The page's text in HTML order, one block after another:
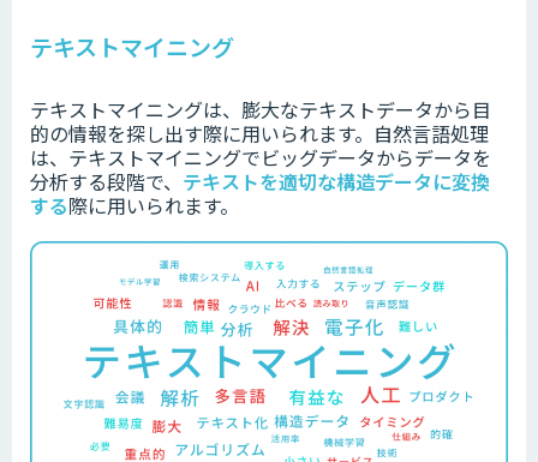
テキストマイニング
テキストマイニングは、膨大なテキストデータから目
的の情報を探し出す際に用いられます。自然言語処理
は、テキストマイニングでビッグデータからデータを
分析する段階で、 テキストを適切な構造データに変換
する際に用いられます。